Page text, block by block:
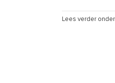
Lees verder